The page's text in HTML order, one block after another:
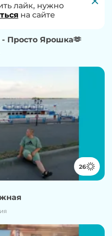
Просто Ярошка🫶
26
за работу, нужно
на сайте
лайк, нужно
на сайте